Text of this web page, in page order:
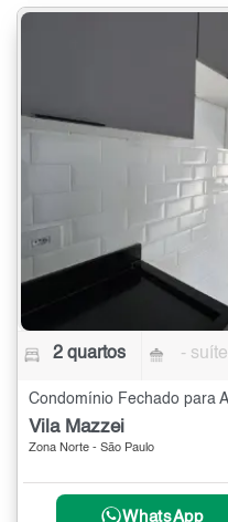
2 quartos - suíte
Vila Mazzei
Zona Norte - São Paulo
WhatsApp